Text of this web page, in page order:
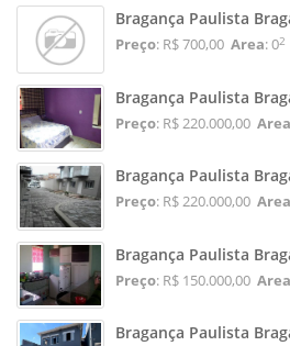
Bragança Paulista
Preço: R$ 700,00 Area: 02
Bragança Paulista
Preço: R$ 220.000,00 Area
Bragança Paulista
Preço: R$ 220.000,00 Area
Bragança Paulista
Preço: R$ 150.000,00 Area
Bragança Paulista